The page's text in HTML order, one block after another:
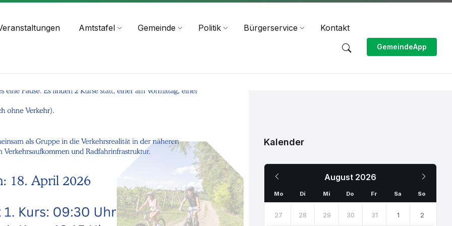
Amtstafel Gemeinde Politik Bürgerservice Kontakt
GemeindeApp
Kalender
August 2026
Month
Mo Di Mi Do Fr Sa So
calendar
27 28 29 30 31 1 2